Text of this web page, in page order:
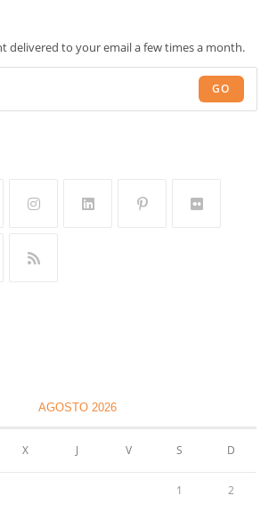
delivered to your email a few times a month.
GO
AGOSTO 2026
X J V S D
1 2